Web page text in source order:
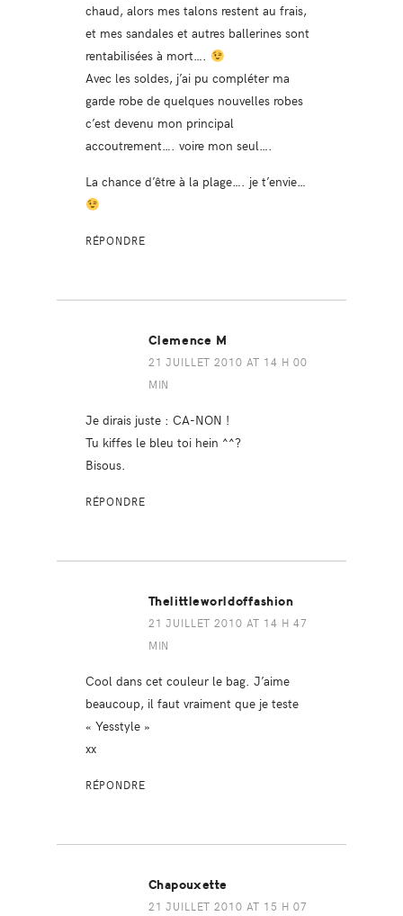
chaud, alors mes talons restent au frais,
et mes sandales et autres ballerines sont
rentabilisées à mort….
Avec les soldes, j’ai pu compléter ma
garde robe de quelques nouvelles robes
c’est devenu mon principal
accoutrement…. voire mon seul….
La chance d’être à la plage…. je t’envie…
RÉPONDRE
Clemence M
21 JUILLET 2010 AT 14 H 00
MIN
Je dirais juste : CA-NON !
Tu kiffes le bleu toi hein ^^?
Bisous.
RÉPONDRE
Thelittleworldoffashion
21 JUILLET 2010 AT 14 H 47
MIN
Cool dans cet couleur le bag. J’aime
beaucoup, il faut vraiment que je teste
« Yesstyle »
xx
RÉPONDRE
Chapouxette
21 JUILLET 2010 AT 15 H 07